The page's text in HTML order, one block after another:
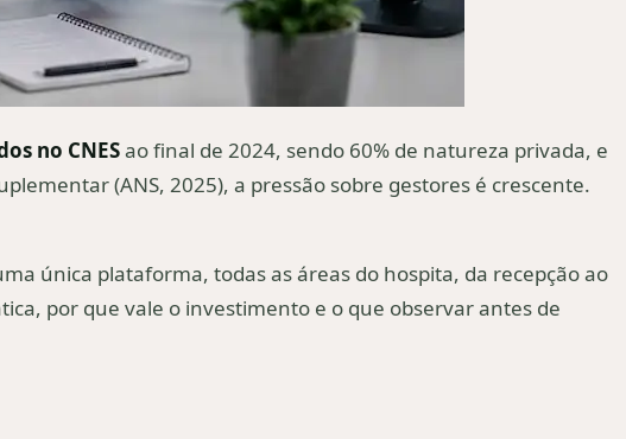
no CNESao final de 2024, sendo 60% de natureza privada, e
(ANS, 2025), a pressão sobre gestores é crescente.
única plataforma, todas as áreas do hospita, da recepção ao
por que vale o investimento e o que observar antes de